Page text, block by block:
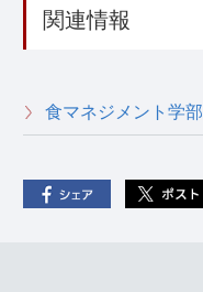
関連情報
食マネジメント学部